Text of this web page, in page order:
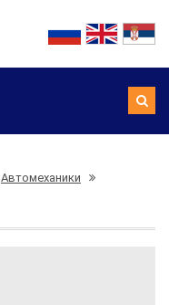
Автомеханики